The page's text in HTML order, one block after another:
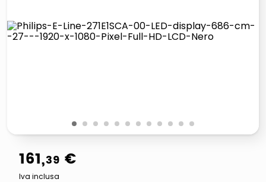
pattumiera raccolta differenziata
1 2 3 4 5 6 7 8 9 10 11 12
161,39 €
Iva inclusa